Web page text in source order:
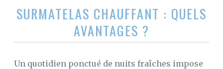
SURMATELAS CHAUFFANT : QUELS
AVANTAGES ?
Un quotidien ponctué de nuits fraîches impose